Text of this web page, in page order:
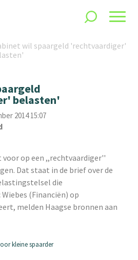
wil spaargeld 'rechtvaardiger'
belasten'
2014 15:07
op een ,,rechtvaardiger''
Dat staat in de brief over de
die
(Financiën) op
melden Haagse bronnen aan
kleine spaarder